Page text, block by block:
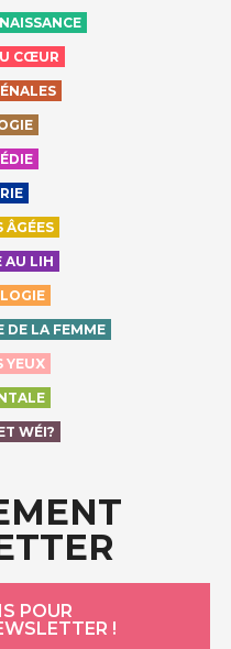
CŒUR
ÂGÉES
AU LIH
DE LA FEMME
YEUX
WÉI?
POUR
!